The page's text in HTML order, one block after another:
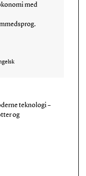
med
teknologi –
og